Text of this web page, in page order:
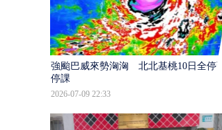
強颱巴威來勢洶洶 北北基桃10日全停班
停課
2026-07-09 22:33